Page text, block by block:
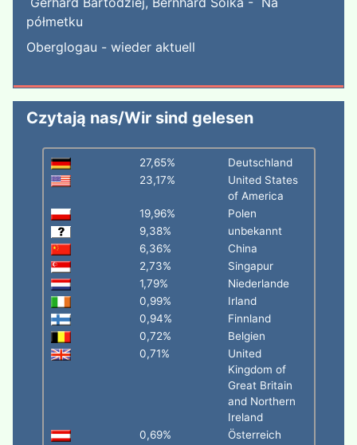
półmetku
Oberglogau - wieder aktuell
Czytają nas/Wir sind gelesen
27,65%
Deutschland
23,17%
United States
of America
19,96%
Polen
9,38%
unbekannt
6,36%
China
2,73%
Singapur
1,79%
Niederlande
0,99%
Irland
0,94%
Finnland
0,72%
Belgien
0,71%
United
Kingdom of
Great Britain
and Northern
Ireland
0,69%
Österreich